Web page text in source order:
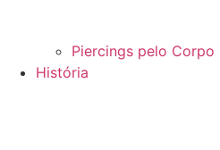
Piercings pelo Corpo
História